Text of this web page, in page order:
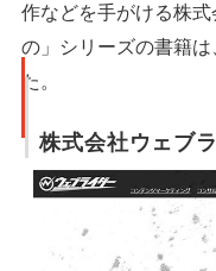
作などを手がける株
の」シリーズの書籍
た。
株式会社ウェブ